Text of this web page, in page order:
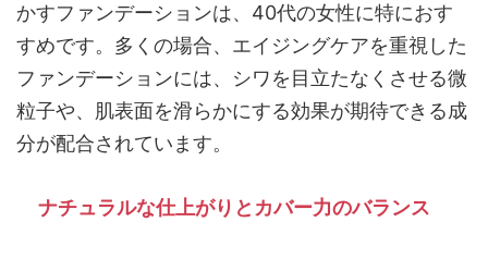
かすファンデーションは、40代の女性に特におす
すめです。多くの場合、エイジングケアを重視した
ファンデーションには、シワを目立たなくさせる微
粒子や、肌表面を滑らかにする効果が期待できる成
分が配合されています。
ナチュラルな仕上がりとカバー力のバランス